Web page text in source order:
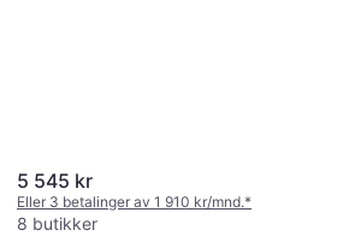
5 545 kr
Eller 3 betalinger av 1 910 kr/mnd.*
8 butikker